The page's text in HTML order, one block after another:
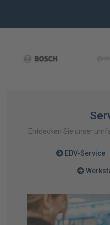
Entdecken Sie unser
EDV-Service